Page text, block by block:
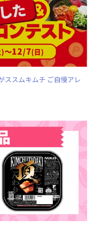
ススムキムチ ご自慢アレ